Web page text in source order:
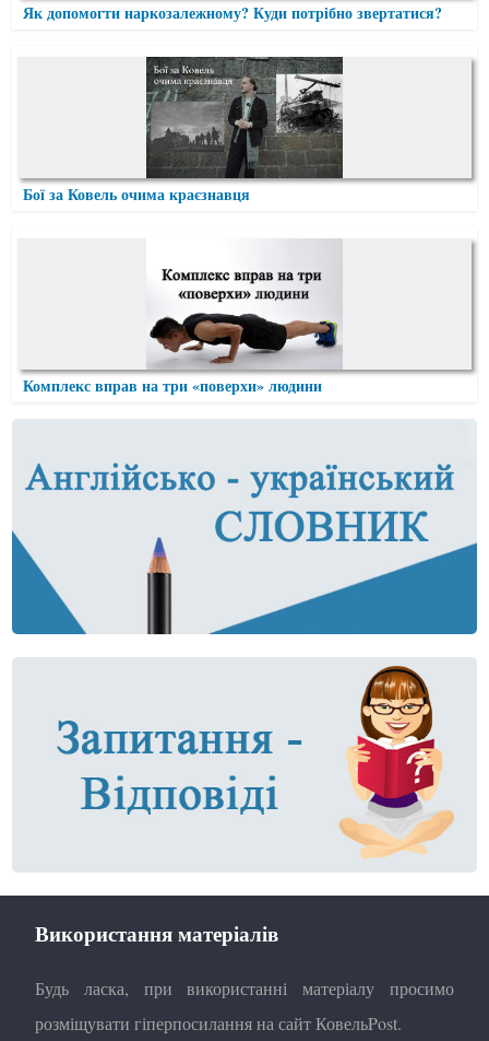
Як допомогти наркозалежному? Куди потрібно звертатися?
Бої за Ковель очима краєзнавця
Комплекс вправ на три «поверхи» людини
Використання матеріалів
Будь ласка, при використанні матеріалу просимо
розміщувати гіперпосилання на сайт КовельPost.